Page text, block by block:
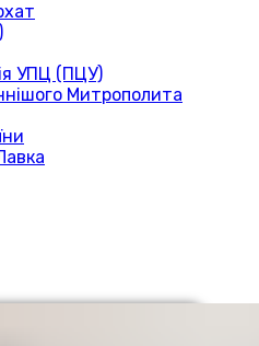
УПЦ (ПЦУ)
Митрополита